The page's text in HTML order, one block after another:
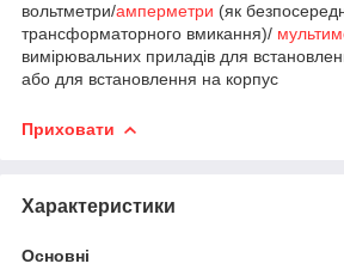
вольтметри/амперметри (як
трансформаторного вмикання)/
вимірювальних приладів для
або для встановлення на корпус
Приховати
Характеристики
Основні